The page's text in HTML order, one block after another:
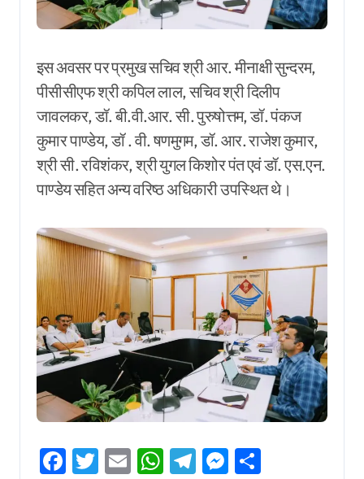
इस अवसर पर प्रमुख सचिव श्री आर. मीनाक्षी सुन्दरम,
पीसीसीएफ श्री कपिल लाल, सचिव श्री दिलीप
जावलकर, डॉ. बी.वी.आर. सी. पुरुषोत्तम, डॉ. पंकज
कुमार पाण्डेय, डॉ . वी. षणमुगम, डॉ. आर. राजेश कुमार,
श्री सी. रविशंकर, श्री युगल किशोर पंत एवं डॉ. एस.एन.
पाण्डेय सहित अन्य वरिष्ठ अधिकारी उपस्थित थे।
Facebook
Twitter
EmailWhatsApp
Telegram
Messenger